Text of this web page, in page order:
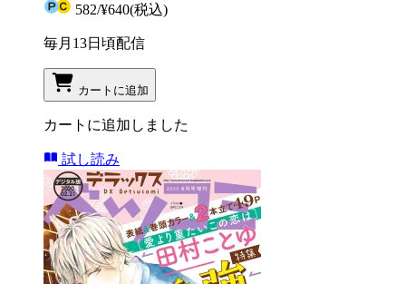
582/¥640(税込)
毎月13日頃配信
カートに追加
カートに追加しました
試し読み